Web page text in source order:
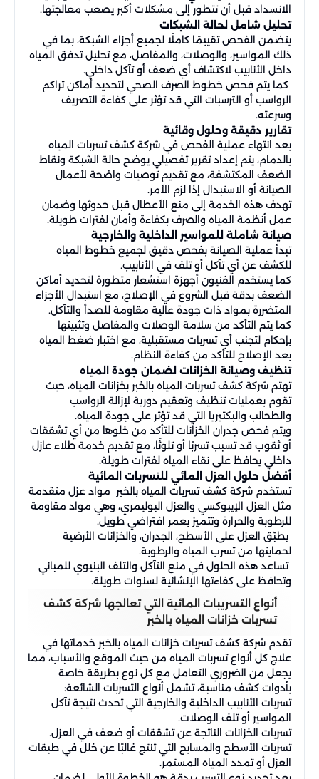
الانسداد قبل أن تتطور إلى مشكلات أكبر يصعب معالجتها.
تحليل شامل لحالة الشبكات
يتضمن الفحص تقييمًا كاملًا لجميع أجزاء الشبكة، بما في
ذلك المواسير، والوصلات، والمفاصل، مع تحليل تدفق المياه
داخل الأنابيب لاكتشاف أي ضعف أو تآكل داخلي.
كما يتم فحص خطوط الصرف الصحي لتحديد أماكن تراكم
الرواسب أو الترسبات التي قد تؤثر على كفاءة التصريف
وسرعته.
تقارير دقيقة وحلول وقائية
بعد انتهاء عملية الفحص في شركة كشف تسربات المياه
بالدمام، يتم إعداد تقرير تفصيلي يوضح حالة الشبكة ونقاط
الضعف المكتشفة، مع تقديم توصيات واضحة لأعمال
الصيانة أو الاستبدال إذا لزم الأمر.
تهدف هذه الخدمة إلى منع الأعطال قبل حدوثها وضمان
عمل أنظمة المياه والصرف بكفاءة وأمان لفترات طويلة.
صيانة شاملة للمواسير الداخلية والخارجية
تبدأ عملية الصيانة بفحص دقيق لجميع خطوط المياه
للكشف عن أي تآكل أو تلف في الأنابيب.
كما يستخدم الفنيون أجهزة استشعار متطورة لتحديد أماكن
الضعف بدقة قبل الشروع في الإصلاح، مع استبدال الأجزاء
المتضررة بمواد ذات جودة عالية مقاومة للصدأ والتآكل.
كما يتم التأكد من سلامة الوصلات والمفاصل وتثبيتها
بإحكام لتجنب أي تسربات مستقبلية، مع اختبار ضغط المياه
بعد الإصلاح للتأكد من كفاءة النظام.
تنظيف وصيانة الخزانات لضمان جودة المياه
تهتم شركة كشف تسربات المياه بالخبر بخزانات المياه، حيث
تقوم بعمليات تنظيف وتعقيم دورية لإزالة الرواسب
والطحالب والبكتيريا التي قد تؤثر على جودة المياه.
ويتم فحص جدران الخزانات للتأكد من خلوها من أي تشققات
أو ثقوب قد تسبب تسربًا أو تلوثًا، مع تقديم خدمة طلاء عازل
داخلي يحافظ على نقاء المياه لفترات طويلة.
أفضل حلول العزل المائي للتسربات المائية
تستخدم شركة كشف تسربات المياه بالخبر مواد عزل متقدمة
مثل العزل الإيبوكسي والعزل البوليمري، وهي مواد مقاومة
للرطوبة والحرارة وتتميز بعمر افتراضي طويل.
يطبّق العزل على الأسطح، الجدران، والخزانات الأرضية
لحمايتها من تسرب المياه والرطوبة.
تساعد هذه الحلول في منع التآكل والتلف البنيوي للمباني
وتحافظ على كفاءتها الإنشائية لسنوات طويلة.
أنواع التسريبات المائية التي تعالجها شركة كشف
تسربات خزانات المياه بالخبر
تقدم شركة كشف تسربات خزانات المياه بالخبر خدماتها في
علاج كل أنواع تسربات المياه من حيث الموقع والأسباب، مما
يجعل من الضروري التعامل مع كل نوع بطريقة خاصة
بأدوات كشف مناسبة، تشمل أنواع التسربات الشائعة:
تسربات الأنابيب الداخلية والخارجية التي تحدث نتيجة تآكل
المواسير أو تلف الوصلات.
تسربات الخزانات الناتجة عن تشققات أو ضعف في العزل.
تسربات الأسطح والمسابح التي تنتج غالبًا عن خلل في طبقات
العزل أو تمدد المياه المستمر.